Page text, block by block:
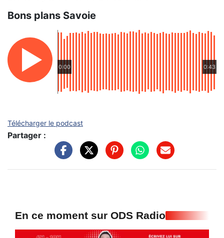
Bons plans Savoie
0:00 0:43
Télécharger le podcast
Partager :
En ce moment sur ODS Radio